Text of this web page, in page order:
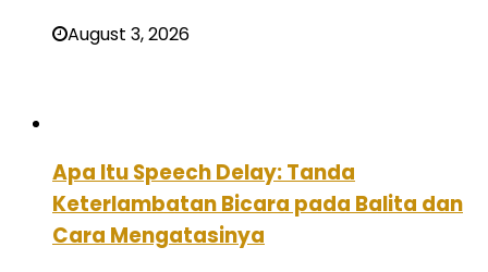
August 3, 2026
Apa Itu Speech Delay: Tanda
Keterlambatan Bicara pada Balita dan
Cara Mengatasinya